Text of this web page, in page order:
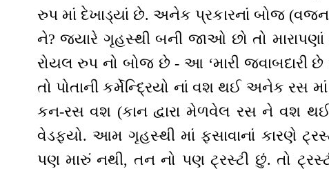
રુપ માં દેખાડ્યાં છે. અનેક પ્રકારનાં બોજ
ને? જ્યારે ગૃહસ્થી બની જાઓ છો તો
રોયલ રુપ નો બોજ છે - આ ‘મારી જવાબદારી
તો પોતાની કર્મેન્દ્રિયો નાં વશ થઈ અનેક
કન-રસ વશ (કાન દ્વારા મેળવેલ રસ ને વશ
વેડફ્યો. આમ ગૃહસ્થી માં ફસાવાનાં કારણે
પણ મારું નથી, તન નો પણ ટ્રસ્ટી છું. તો